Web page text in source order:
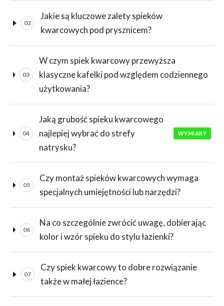
02
Jakie są kluczowe zalety spieków
kwarcowych pod prysznicem?
03
W czym spiek kwarcowy przewyższa
klasyczne kafelki pod względem codziennego
użytkowania?
04
Jaką grubość spieku kwarcowego
najlepiej wybrać do strefy
natrysku?
WYMIARY
05
Czy montaż spieków kwarcowych wymaga
specjalnych umiejętności lub narzędzi?
06
Na co szczególnie zwrócić uwagę, dobierając
kolor i wzór spieku do stylu łazienki?
07
Czy spiek kwarcowy to dobre rozwiązanie
także w małej łazience?